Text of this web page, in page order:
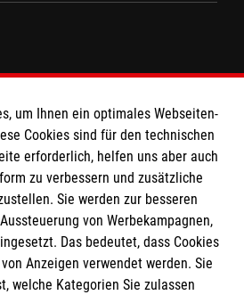
um Ihnen ein optimales Webseiten-
Cookies sind für den technischen
erforderlich, helfen uns aber auch
zu verbessern und zusätzliche
Sie werden zur besseren
von Werbekampagnen,
Das bedeutet, dass Cookies
Anzeigen verwendet werden. Sie
welche Kategorien Sie zulassen